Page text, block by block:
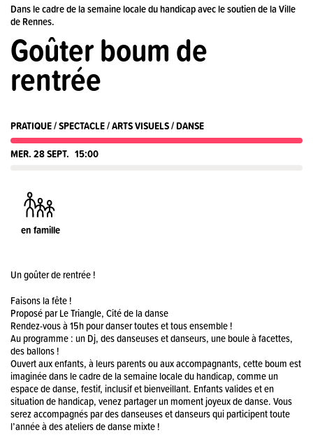
Dans le cadre de la semaine locale du handicap avec le soutien de la Ville
de Rennes.
Goûter boum de
rentrée
PRATIQUE / SPECTACLE / ARTS VISUELS / DANSE
MER. 28 SEPT. 15:00
en famille
Un goûter de rentrée !
Faisons la fête !
Proposé par Le Triangle, Cité de la danse
Rendez-vous à 15h pour danser toutes et tous ensemble !
Au programme : un Dj, des danseuses et danseurs, une boule à facettes,
des ballons !
Ouvert aux enfants, à leurs parents ou aux accompagnants, cette boum est
imaginée dans le cadre de la semaine locale du handicap, comme un
espace de danse, festif, inclusif et bienveillant. Enfants valides et en
situation de handicap, venez partager un moment joyeux de danse. Vous
serez accompagnés par des danseuses et danseurs qui participent toute
l’année à des ateliers de danse mixte !